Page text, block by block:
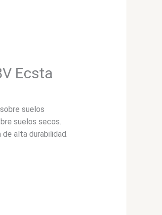
Ecsta
suelos
suelos secos.
alta durabilidad.